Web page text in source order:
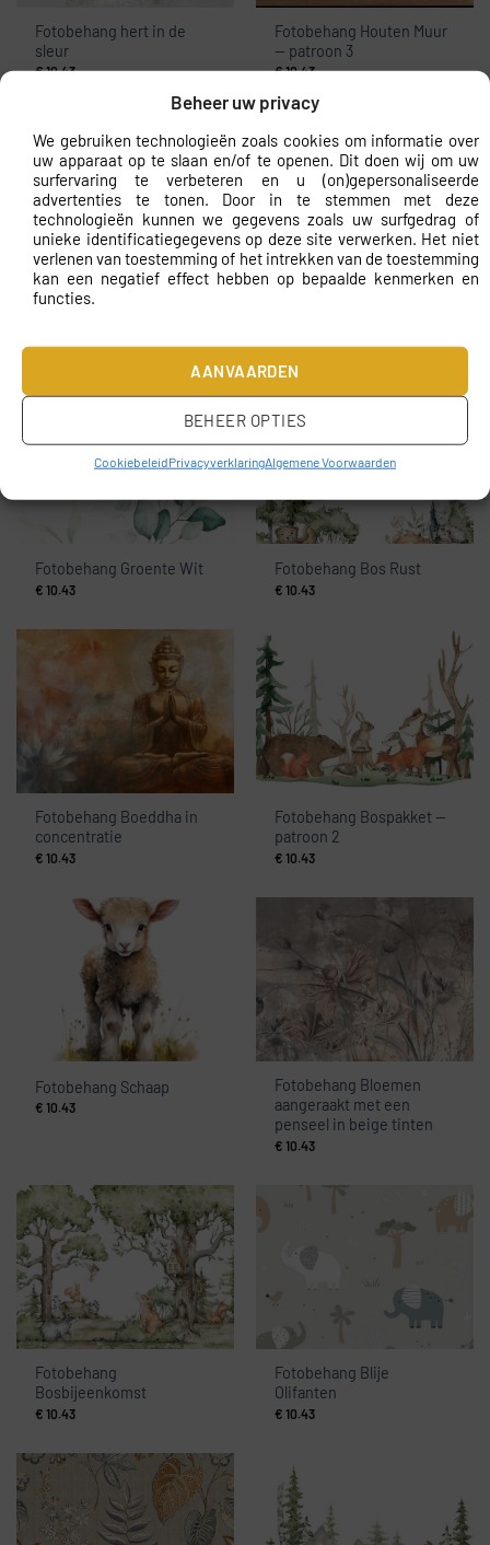
Beheer uw privacy
We gebruiken technologieën zoals cookies om informatie over
uw apparaat op te slaan en/of te openen. Dit doen wij om uw
surfervaring te verbeteren en u (on)gepersonaliseerde
advertenties te tonen. Door in te stemmen met deze
technologieën kunnen we gegevens zoals uw surfgedrag of
unieke identificatiegegevens op deze site verwerken. Het niet
verlenen van toestemming of het intrekken van de toestemming
kan een negatief effect hebben op bepaalde kenmerken en
functies.
AANVAARDEN
BEHEER OPTIES
CookiebeleidPrivacyverklaringAlgemene Voorwaarden
Fotobehang hert in de
sleur
€10.43
Fotobehang Houten Muur
— patroon 3
€10.43
Fotobehang Pioenen en
Fotobehang Groente Wit
€ 10.43
Fotobehang Bos Rust
€ 10.43
Fotobehang Boeddha in
concentratie
€ 10.43
Fotobehang Bospakket —
patroon 2
€ 10.43
Fotobehang Schaap
€ 10.43
Fotobehang Bloemen
aangeraakt met een
penseel in beige tinten
€ 10.43
Fotobehang
Bosbijeenkomst
€ 10.43
Fotobehang Blije
Olifanten
€ 10.43